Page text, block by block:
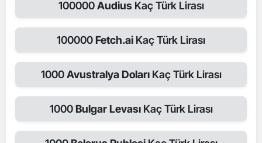
100000Audius Kaç Türk Lirası
100000Fetch.ai Kaç Türk Lirası
1000Avustralya DolarıKaç Türk Lirası
1000Bulgar LevasıKaç Türk Lirası